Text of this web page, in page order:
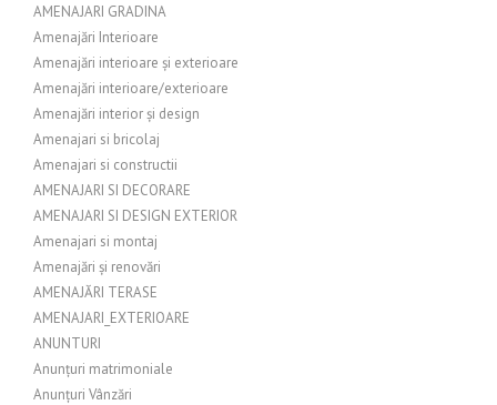
AMENAJARI GRADINA
Amenajări Interioare
Amenajări interioare și exterioare
Amenajări interioare/exterioare
Amenajări interior și design
Amenajari si bricolaj
Amenajari si constructii
AMENAJARI SI DECORARE
AMENAJARI SI DESIGN EXTERIOR
Amenajari si montaj
Amenajări și renovări
AMENAJĂRI TERASE
AMENAJARI_EXTERIOARE
ANUNTURI
Anunțuri matrimoniale
Anunțuri Vânzări